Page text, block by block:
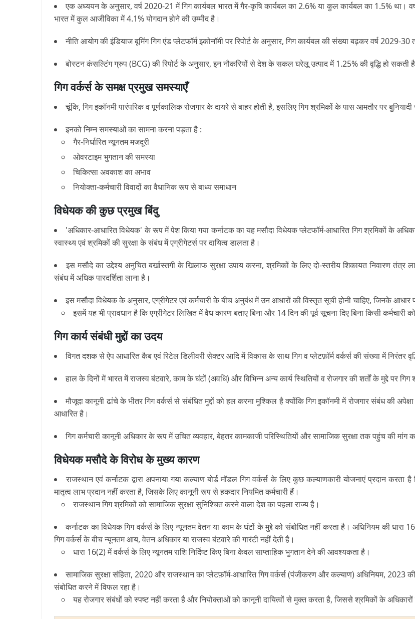
एक अध्ययन के अनुसार, वर्ष 2020-21 में गिग कार्यबल भारत में गैर-कृषि कार्यबल का 2.6% या कुल कार्यबल का 1.5% था।
भारत में कुल आजीविका में 4.1% योगदान होने की उम्मीद है।
नीति आयोग की इंडियाज बूमिंग गिग एंड प्लेटफॉर्म इकोनॉमी पर रिपोर्ट के अनुसार, गिग कार्यबल की संख्‍या बढ़कर वर्ष 2029-
बोस्टन कंसल्टिंग ग्रुप (BCG) की रिपोर्ट के अनुसार, इन नौकरियों से देश के सकल घरेलू उत्पाद में 1.25% की वृद्धि हो सकती
गिग वर्कर्स के समक्ष प्रमुख समस्याएँ
चूंकि, गिग इकॉनमी पारंपरिक व पूर्णकालिक रोजगार के दायरे से बाहर होती है, इसलिए गिग श्रमिकों के पास आमतौर पर बुनियादी
इनको निम्न समस्याओं का सामना करना पड़ता है :
गैर-निर्धारित न्यूनतम मजदूरी
ओवरटाइम भुगतान की समस्या
चिकित्सा अवकाश का अभाव
नियोक्ता-कर्मचारी विवादों का वैधानिक रूप से बाध्य समाधान
विधेयक की कुछ प्रमुख बिंदु
'अधिकार-आधारित विधेयक' के रूप में पेश किया गया कर्नाटक का यह मसौदा विधेयक प्लेटफॉर्म-आधारित गिग श्रमिकों के
स्वास्थ्य एवं श्रमिकों की सुरक्षा के संबंध में एग्रीगेटर्स पर दायित्व डालता है।
इस मसौदे का उद्देश्य अनुचित बर्खास्तगी के खिलाफ सुरक्षा उपाय करना,श्रमिकों के लिए दो-स्तरीय शिकायत निवारण तंत्र
संबंध में अधिक पारदर्शिता लाना है।
इसमसौदा विधेयक के अनुसार, एग्रीगेटर एवं कर्मचारी के बीच अनुबंध में उन आधारों की विस्तृत सूची होनी चाहिए, जिनके आधार
इसमें यह भी प्रावधान है कि एग्रीगेटर लिखित में वैध कारण बताए बिना और 14 दिन की पूर्व सूचना दिए बिना किसी कर्मचारी
गिग कार्य संबंधी मुद्दों का उदय
विगत दशक से ऐप आधारित कैब एवं रिटेल डिलीवरी सेक्टर आदि में विकास के साथ गिग व प्लेटफ़ॉर्म वर्कर्स की संख्या में निरंतर
हाल के दिनों में भारत में राजस्व बंटवारे, काम के घंटों (अवधि) और विभिन्न अन्य कार्य स्थितियों व रोजगार की शर्तों के मुद्दे पर गिग
मौजूदा कानूनी ढांचे के भीतर गिग वर्कर्स से संबंधित मुद्दों को हल करना मुश्किल है क्योंकि गिग इकॉनमी में रोजगार संबंध की
आधारित है।
गिग कर्मचारी कानूनी अधिकार के रूप में उचित व्यवहार, बेहतर कामकाजी परिस्थितियों और सामाजिक सुरक्षा तक पहुंच की मांग
विधेयक मसौदे के विरोध के मुख्य कारण
राजस्थान एवं कर्नाटक द्वारा अपनाया गया कल्याण बोर्ड मॉडल गिग वर्कर्स के लिए कुछ कल्याणकारी योजनाएं प्रदान करता
मातृत्व लाभ प्रदान नहीं करता है, जिसके लिए कानूनी रूप से हकदार नियमित कर्मचारी हैं।
राजस्थान गिग श्रमिकों को सामाजिक सुरक्षा सुनिश्चित करने वाला देश का पहला राज्य है।
कर्नाटक का विधेयक गिग वर्कर्स के लिए न्यूनतम वेतन या काम के घंटों के मुद्दे को संबोधित नहीं करता है। अधिनियम की धारा
गिग वर्कर्स के बीच न्यूनतम आय, वेतन अधिकार या राजस्व बंटवारे की गारंटी नहीं देती है।
धारा 16(2) में वर्कर्स के लिए न्यूनतम राशि निर्दिष्ट किए बिना केवल साप्ताहिक भुगतान देने की आवश्यकता है।
सामाजिक सुरक्षा संहिता, 2020 और राजस्थान का प्लेटफ़ॉर्म-आधारित गिग वर्कर्स (पंजीकरण और कल्याण) अधिनियम, 2023
संबोधित करने में विफल रहा है।
यह रोजगार संबंधों को स्पष्ट नहीं करता है और नियोक्ताओं को कानूनी दायित्वों से मुक्त करता है, जिससे श्रमिकों के अधिकारों